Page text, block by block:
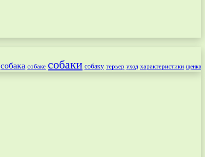
собака собаке собаки собаку терьер уход характеристики щенка